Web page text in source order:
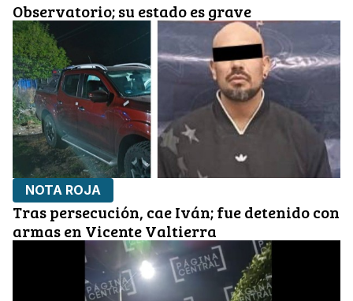
Observatorio; su estado es grave
NOTA ROJA
Tras persecución, cae Iván; fue detenido con
armas en Vicente Valtierra